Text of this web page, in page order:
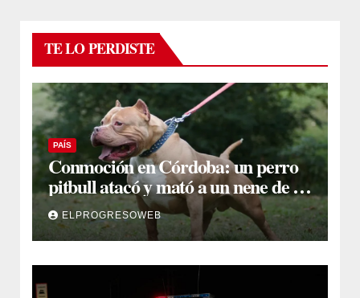
TE LO PERDISTE
PAÍS
Conmoción en Córdoba: un perro
pitbull atacó y mató a un nene de 3
añosELPROGRESOWEB